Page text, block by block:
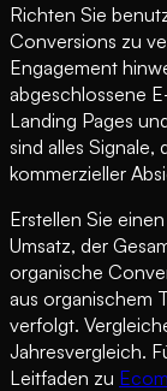
Richten Sie
Conversions zu
Engagement
abgeschlossene
Landing Pages
sind alles Signale,
kommerzieller
Erstellen Sie
Umsatz, der
organische
aus organischem
verfolgt.
Jahresvergleich.
Leitfaden zu